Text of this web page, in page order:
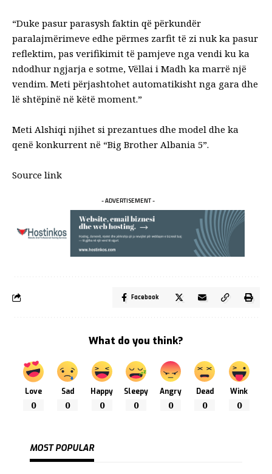
“Duke pasur parasysh faktin që përkundër
paralajmërimeve edhe përmes zarfit të zi nuk ka pasur
reflektim, pas verifikimit të pamjeve nga vendi ku ka
ndodhur ngjarja e sotme, Vëllai i Madh ka marrë një
vendim. Meti përjashtohet automatikisht nga gara dhe
lë shtëpinë në këtë moment.”
Meti Alshiqi njihet si prezantues dhe model dhe ka
qenë konkurrent në “Big Brother Albania 5”.
Source link
- ADVERTISEMENT -
Facebook
What do you think?
Love
0
Sad
0
Happy
0
Sleepy
0
Angry
0
Dead
0
Wink
0
MOST POPULAR